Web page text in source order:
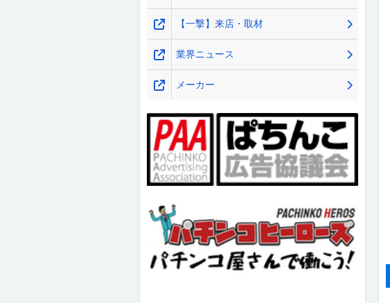
【一撃】来店・取材
業界ニュース
メーカー